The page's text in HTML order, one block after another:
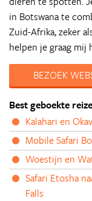
in Botswana te
Zuid-Afrika, zeker
helpen je graag mij
BEZOEK
Best geboekte
Kalahari en
Mobile Safari
Woestijn en
Safari Etosha
Falls